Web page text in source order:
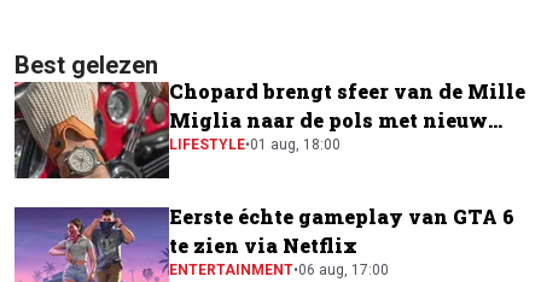
Best gelezen
Chopard brengt sfeer van de Mille
Miglia naar de pols met nieuw
horloge
LIFESTYLE•01 aug, 18:00
Eerste échte gameplay van GTA 6
te zien via Netflix
ENTERTAINMENT•06 aug, 17:00